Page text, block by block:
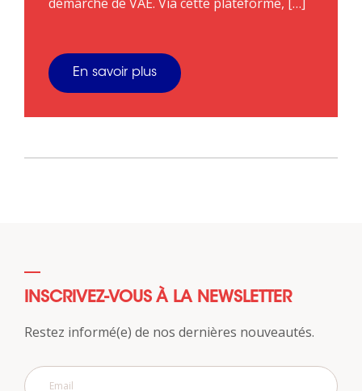
En savoir plus
INSCRIVEZ-VOUS À LA NEWSLETTER
Restez informé(e) de nos dernières nouveautés.